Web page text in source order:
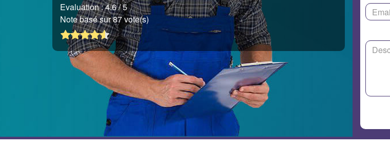
Evaluation :4.6/ 5
Note basé sur 87 vote(s)